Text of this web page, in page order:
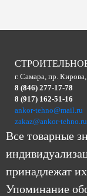
г. Самара, пр.
8 (846) 277-17-78
8 (917) 162-51-16
ankor-tehno@mail.ru
zakaz@ankor-tehno.ru
Все товарные
принадлежат
Упоминание